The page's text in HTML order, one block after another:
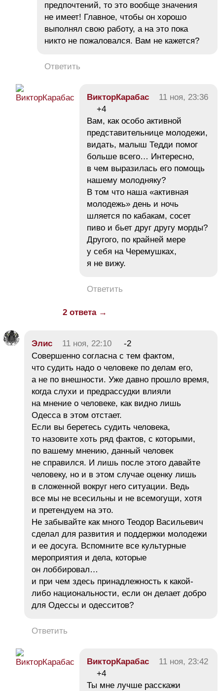
предпочтений, то это вообще значения
не имеет! Главное, чтобы он хорошо
выполнял свою работу, а на это пока
никто не пожаловался. Вам не кажется?
Ответить
ВикторКарабас
11 ноя, 23:36
+4
Вам, как особо активной
представительнице молодежи,
видать, малыш Тедди помог
больше всего… Интересно,
в чем выразилась его помощь
нашему молодняку?
В том что наша «активная
молодежь» день и ночь
шляется по кабакам, сосет
пиво и бьет друг другу морды?
Другого, по крайней мере
у себя на Черемушках,
я не вижу.
Ответить
2 ответа →
Элис 11 ноя, 22:10
-2
Совершенно согласна с тем фактом,
что судить надо о человеке по делам его,
а не по внешности. Уже давно прошло время,
когда слухи и предрассудки влияли
на мнение о человеке, как видно лишь
Одесса в этом отстает.
Если вы беретесь судить человека,
то назовите хоть ряд фактов, с которыми,
по вашему мнению, данный человек
не справился. И лишь после этого давайте
человеку, но и в этом случае оценку лишь
в сложенной вокруг него ситуации. Ведь
все мы не всесильны и не всемогущи, хотя
и претендуем на это.
Не забывайте как много Теодор Васильевич
сделал для развития и поддержки молодежи
и ее досуга. Вспомните все культурные
мероприятия и дела, которые
он лоббировал…
и при чем здесь принадлежность к какой-
либо национальности, если он делает добро
для Одессы и одесситов?
Ответить
ВикторКарабас
11 ноя, 23:42
+4
Ты мне лучше расскажи